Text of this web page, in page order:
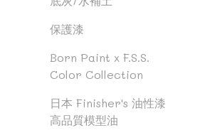
保護漆
Born Paint x F.S.S.
Color Collection
日本 Finisher's 油性漆
高品質模型油